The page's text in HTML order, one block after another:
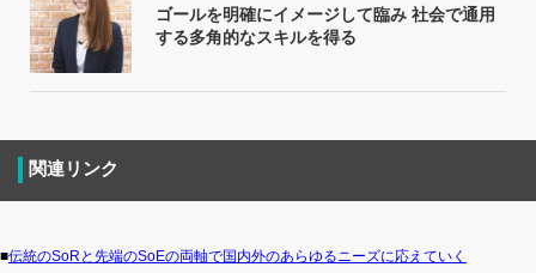
ゴールを明確にイメージして臨み 社会で通用
する多角的なスキルを得る
関連リンク
■伝統のSoRと先端のSoEの両軸で国内外のあらゆるニーズに応えていく